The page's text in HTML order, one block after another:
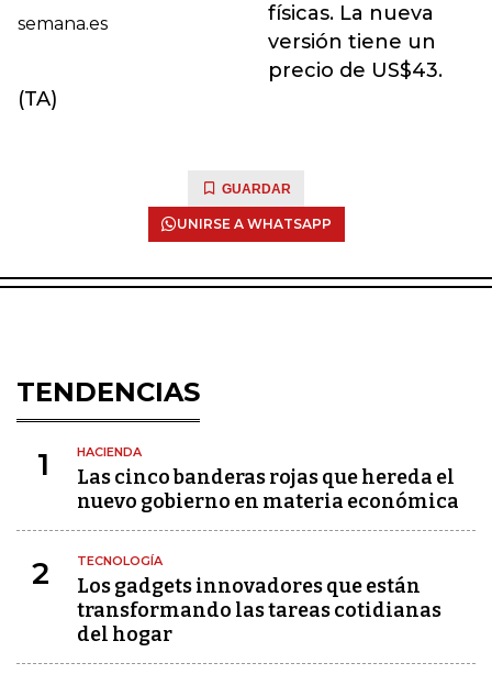
semana.es
físicas. La nueva
versión tiene un
precio de US$43.
(TA)
GUARDAR
UNIRSE A WHATSAPP
TENDENCIAS
1 HACIENDA
Las cinco banderas rojas que hereda el
nuevo gobierno en materia económica
2 TECNOLOGÍA
Los gadgets innovadores que están
transformando las tareas cotidianas
del hogar